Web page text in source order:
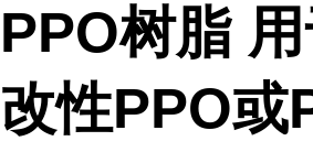
PPO树脂
改性PPO或